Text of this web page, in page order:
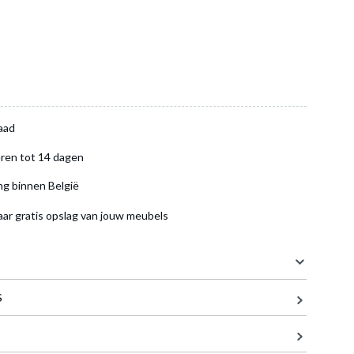
tot 14 dagen
binnen België
gratis opslag van jouw meubels